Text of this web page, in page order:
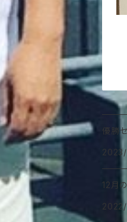
優勝
12月
2022/